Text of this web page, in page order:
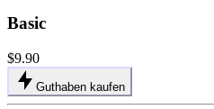
Basic
$9.90
Guthaben kaufen